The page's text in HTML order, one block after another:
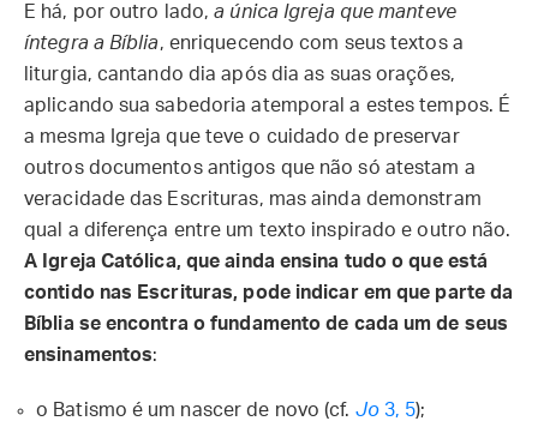
E há, por outro lado,a única Igreja que manteve
íntegra a Bíblia, enriquecendo com seus textos a
liturgia, cantando dia após dia as suas orações,
aplicando sua sabedoria atemporal a estes tempos. É
a mesma Igreja que teve o cuidado de preservar
outros documentos antigos que não só atestam a
veracidade das Escrituras, mas ainda demonstram
qual a diferença entre um texto inspirado e outro não.
A Igreja Católica, que ainda ensina tudo o que está
contido nas Escrituras, pode indicar em que parte da
Bíblia se encontra o fundamento de cada um de seus
ensinamentos:
o Batismo é um nascer de novo (cf. Jo3, 5);